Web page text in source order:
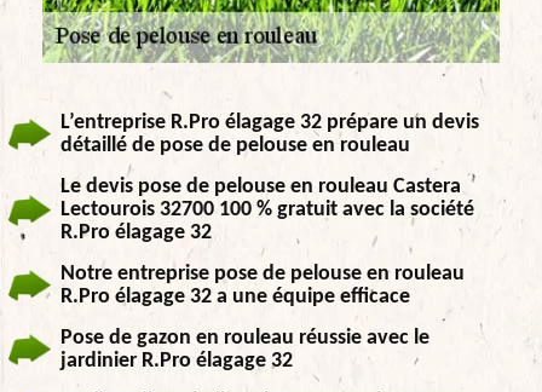
L’entreprise R.Pro élagage 32 prépare un devis
détaillé de pose de pelouse en rouleau
Le devis pose de pelouse en rouleau Castera
Lectourois 32700 100 % gratuit avec la société
R.Pro élagage 32
Notre entreprise pose de pelouse en rouleau
R.Pro élagage 32 a une équipe efficace
Pose de gazon en rouleau réussie avec le
jardinier R.Pro élagage 32